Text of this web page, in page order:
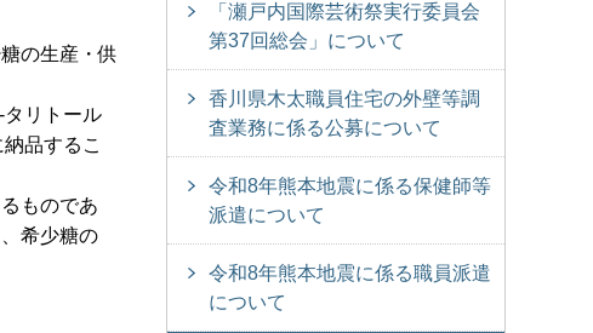
の生産・供
リトール
品するこ
ものであ
希少糖の
「瀬戸内国際芸術祭実行委員会
第37回総会」について
香川県木太職員住宅の外壁等調
査業務に係る公募について
令和8年熊本地震に係る保健師等
派遣について
令和8年熊本地震に係る職員派遣
について